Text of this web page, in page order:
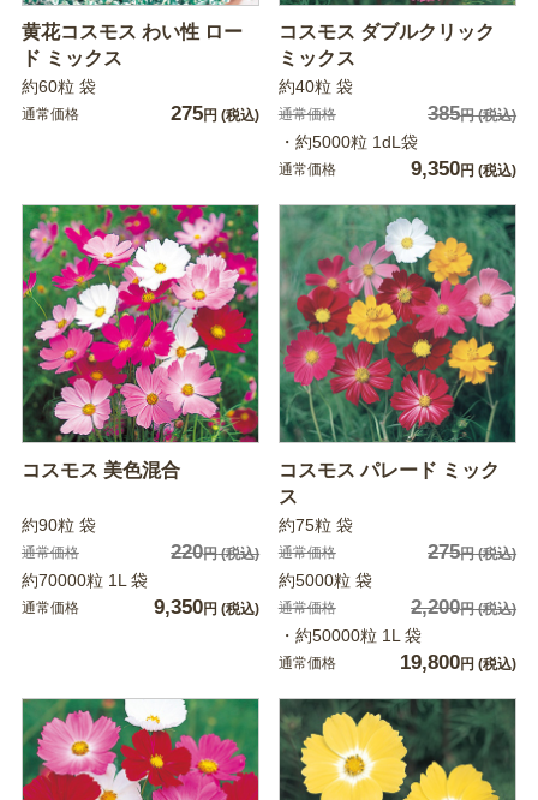
黄花コスモス わい性 ロー
ド ミックス
約60粒 袋
通常価格 275円 (税込)
コスモス ダブルクリック
ミックス
約40粒 袋
通常価格 385円(税込)
・約5000粒 1dL袋
通常価格 9,350円 (税込)
コスモス 美色混合
約90粒 袋
通常価格 220円(税込)
約70000粒 1L 袋
通常価格 9,350円 (税込)
コスモス パレード ミック
ス
約75粒 袋
通常価格 275円(税込)
約5000粒 袋
通常価格 2,200円(税込)
・約50000粒 1L 袋
通常価格 19,800円 (税込)